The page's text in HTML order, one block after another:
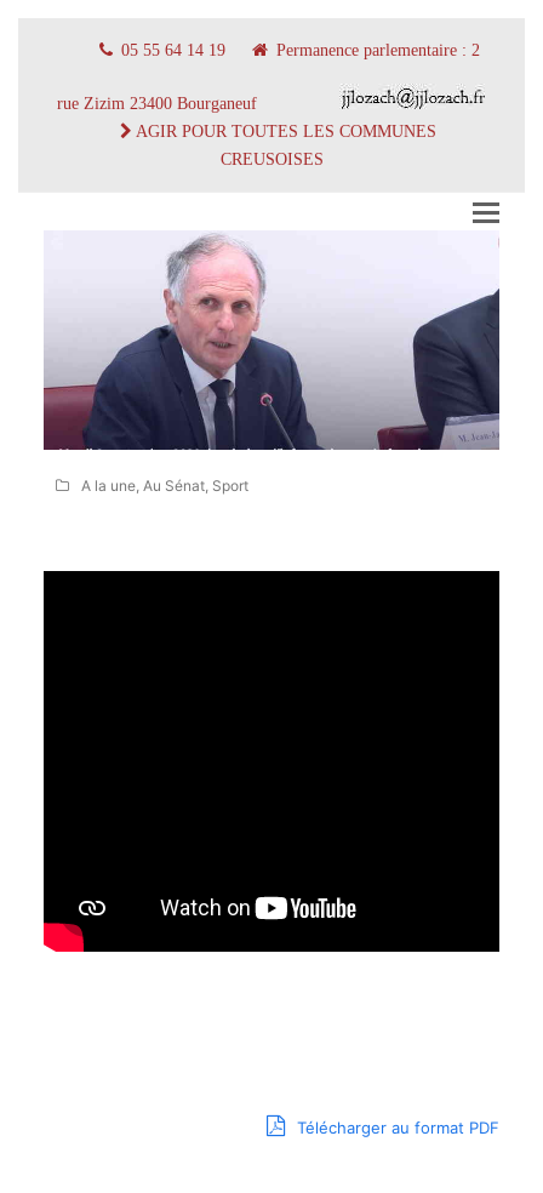
05 55 64 14 19 Permanence parlementaire : 2
rue Zizim 23400 Bourganeuf
AGIR POUR TOUTES LES COMMUNES
CREUSOISES
A la une, Au Sénat, Sport
Télécharger au format PDF